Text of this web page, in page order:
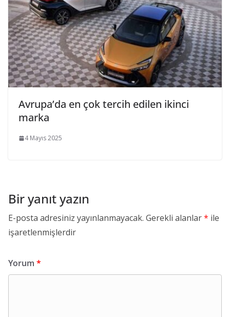
Avrupa’da en çok tercih edilen ikinci
marka
4 Mayıs 2025
Bir yanıt yazın
E-posta adresiniz yayınlanmayacak. Gerekli alanlar* ile
işaretlenmişlerdir
Yorum *